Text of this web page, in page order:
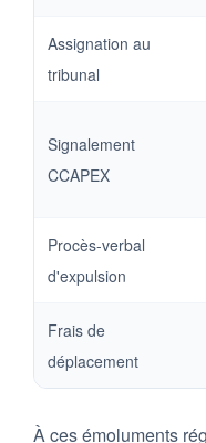
Assignation au
tribunal
Signalement
CCAPEX
Procès-verbal
d'expulsion
Frais de
déplacement
À ces émoluments